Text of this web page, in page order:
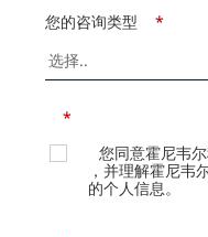
*
您的咨询类型
*
您同意霍尼韦
，并理解霍尼韦
的个人信息。